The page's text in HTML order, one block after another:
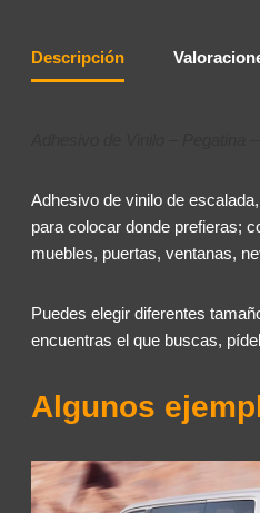
Descripción
Adhesivo de vinilo de
para colocar donde prefieras;
muebles, puertas, ventanas,
Puedes elegir diferentes
encuentras el que buscas,
Algunos